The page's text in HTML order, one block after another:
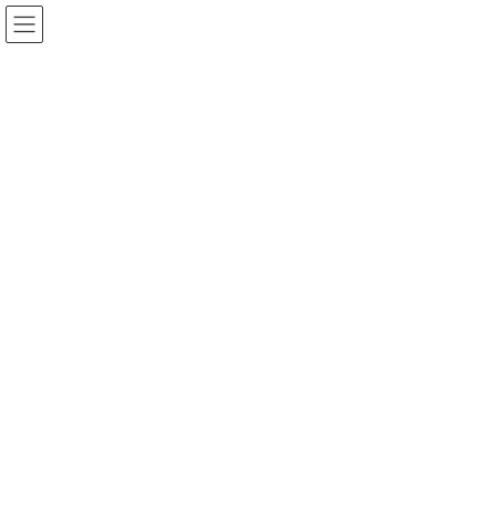
Saltar
al
Saltar
a